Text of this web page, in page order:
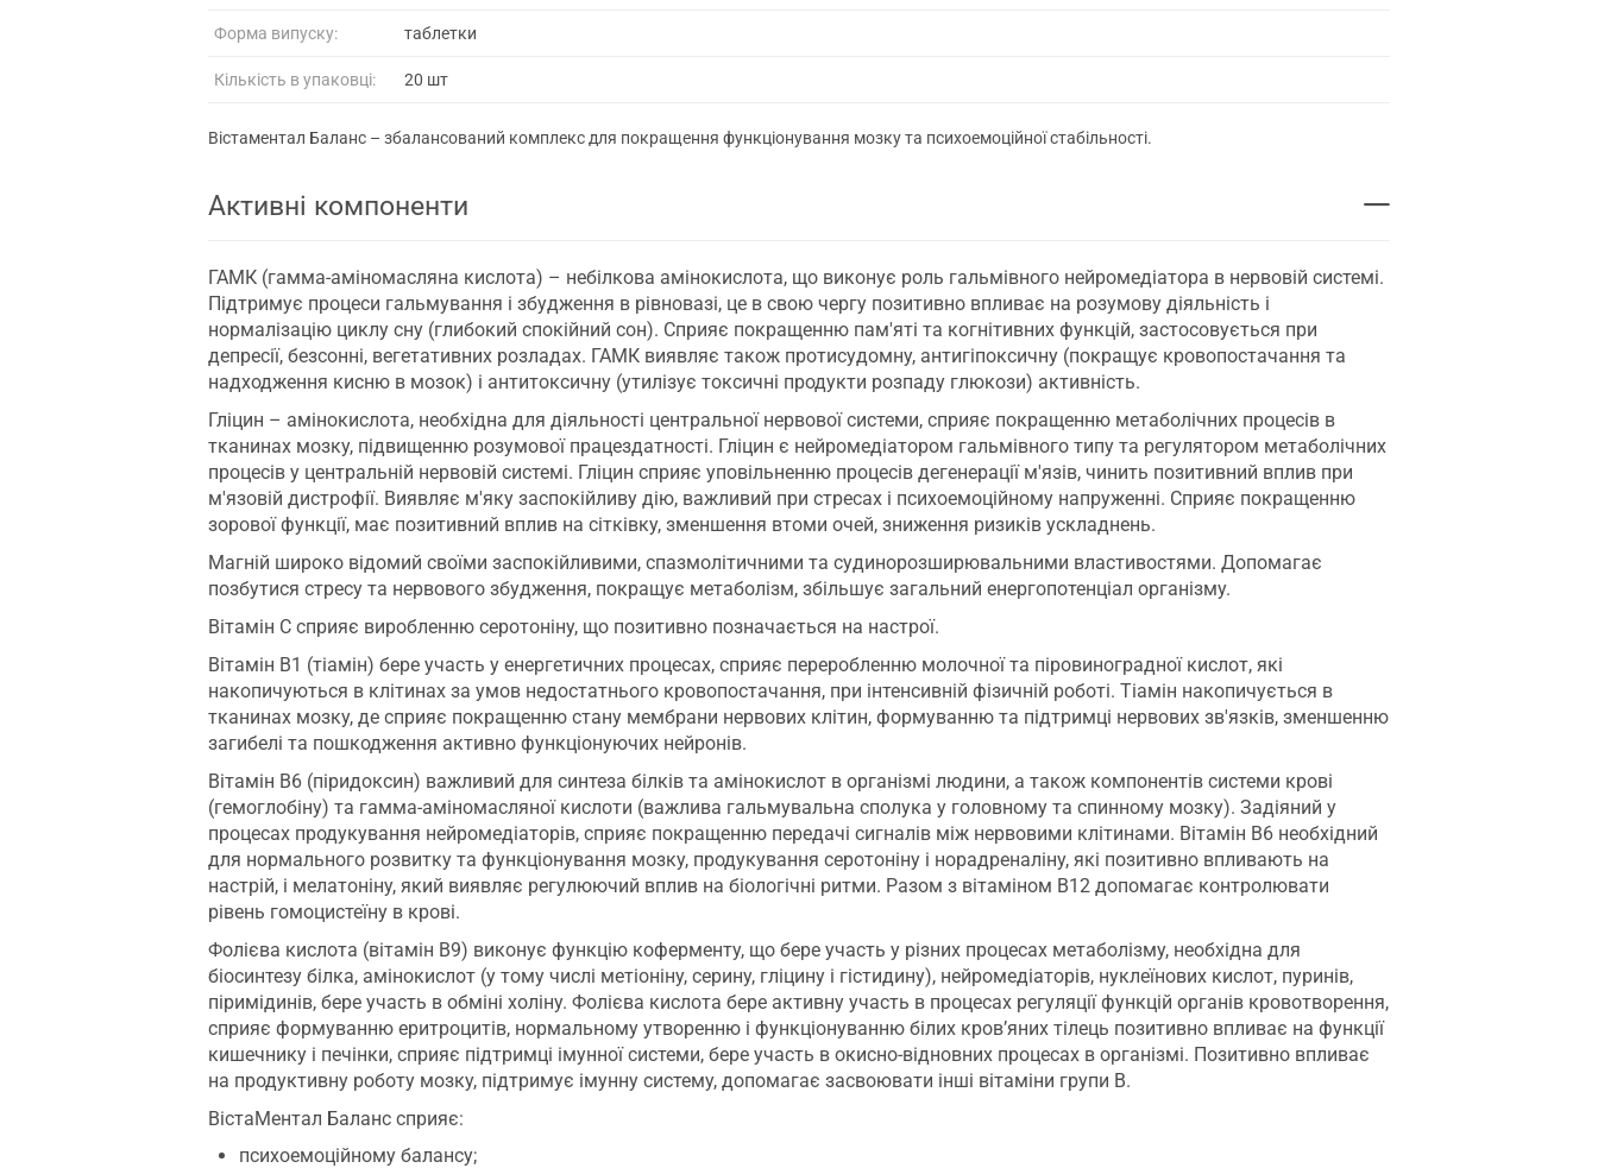
Форма випуску: таблетки
Кількість в упаковці: 20 шт
Вістаментал Баланс – збалансований комплекс для покращення функціонування мозку та психоемоційної стабільності.
Активні компоненти
ГАМК (гамма-аміномасляна кислота) – небілкова амінокислота, що виконує роль гальмівного нейромедіатора в нервовій системі.
Підтримує процеси гальмування і збудження в рівновазі, це в свою чергу позитивно впливає на розумову діяльність і
нормалізацію циклу сну (глибокий спокійний сон). Сприяє покращенню пам'яті та когнітивних функцій, застосовується при
депресії, безсонні, вегетативних розладах. ГАМК виявляє також протисудомну, антигіпоксичну (покращує кровопостачання та
надходження кисню в мозок) і антитоксичну (утилізує токсичні продукти розпаду глюкози) активність.
Гліцин – амінокислота, необхідна для діяльності центральної нервової системи, сприяє покращенню метаболічних процесів в
тканинах мозку, підвищенню розумової працездатності. Гліцин є нейромедіатором гальмівного типу та регулятором метаболічних
процесів у центральній нервовій системі. Гліцин сприяє уповільненню процесів дегенерації м'язів, чинить позитивний вплив при
м'язовій дистрофії. Виявляє м'яку заспокійливу дію, важливий при стресах і психоемоційному напруженні. Сприяє покращенню
зорової функції, має позитивний вплив на сітківку, зменшення втоми очей, зниження ризиків ускладнень.
Магній широко відомий своїми заспокійливими, спазмолітичними та судинорозширювальними властивостями. Допомагає
позбутися стресу та нервового збудження, покращує метаболізм, збільшує загальний енергопотенціал організму.
Вітамін С сприяє виробленню серотоніну, що позитивно позначається на настрої.
Вітамін В1 (тіамін) бере участь у енергетичних процесах, сприяє переробленню молочної та піровиноградної кислот, які
накопичуються в клітинах за умов недостатнього кровопостачання, при інтенсивній фізичній роботі. Тіамін накопичується в
тканинах мозку, де сприяє покращенню стану мембрани нервових клітин, формуванню та підтримці нервових зв'язків, зменшенню
загибелі та пошкодження активно функціонуючих нейронів.
Вітамін В6 (піридоксин) важливий для синтеза білків та амінокислот в організмі людини, а також компонентів системи крові
(гемоглобіну) та гамма-аміномасляної кислоти (важлива гальмувальна сполука у головному та спинному мозку). Задіяний у
процесах продукування нейромедіаторів, сприяє покращенню передачі сигналів між нервовими клітинами. Вітамін В6 необхідний
для нормального розвитку та функціонування мозку, продукування серотоніну і норадреналіну, які позитивно впливають на
настрій, і мелатоніну, який виявляє регулюючий вплив на біологічні ритми. Разом з вітаміном B12 допомагає контролювати
рівень гомоцистеїну в крові.
Фолієва кислота (вітамін В9) виконує функцію коферменту, що бере участь у різних процесах метаболізму, необхідна для
біосинтезу білка, амінокислот (у тому числі метіоніну, серину, гліцину і гістидину), нейромедіаторів, нуклеїнових кислот, пуринів,
піримідинів, бере участь в обміні холіну. Фолієва кислота бере активну участь в процесах регуляції функцій органів кровотворення,
сприяє формуванню еритроцитів, нормальному утворенню і функціонуванню білих кров’яних тілець позитивно впливає на функції
кишечнику і печінки, сприяє підтримці імунної системи, бере участь в окисно-відновних процесах в організмі. Позитивно впливає
на продуктивну роботу мозку, підтримує імунну систему, допомагає засвоювати інші вітаміни групи В.
ВістаМентал Баланс сприяє:
психоемоційному балансу;